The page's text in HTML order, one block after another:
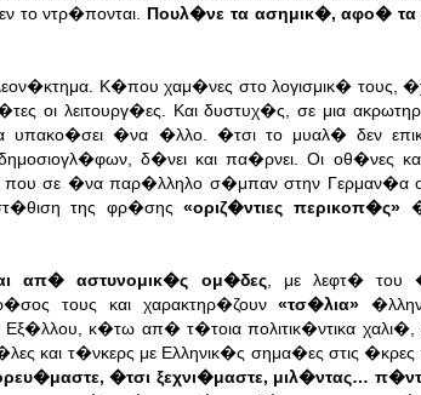
το ντρ�πονται. Πουλ�νε τα ασημικ�, αφο�
Κ�που χαμ�νες στο λογισμικ� τους,
οι λειτουργ�ες. Και δυστυχ�ς, σε μια
υπακο�σει �να �λλο. �τσι το μυαλ� δεν
δ�νει και πα�ρνει. Οι οθ�νες
σε �να παρ�λληλο σ�μπαν στην Γερμαν�α
της φρ�σης«οριζ�ντιες περικοπ�ς»
απ� αστυνομικ�ς ομ�δες, με λεφτ� του
τους και χαρακτηρ�ζουν«τσ�λια»
κ�τω απ� τ�τοια πολιτικ�ντικα
και τ�νκερς με Ελληνικ�ς σημα�ες στις
�τσι ξεχνι�μαστε, μιλ�ντας…